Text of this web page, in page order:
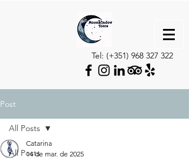
Tel: (+351) 968 327 322
Post
All Posts
All Posts
Catarina
14 de mar. de 2025